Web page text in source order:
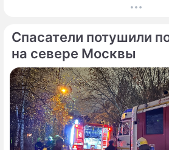
разрушений и
Спасатели потушили
на севере Москвы